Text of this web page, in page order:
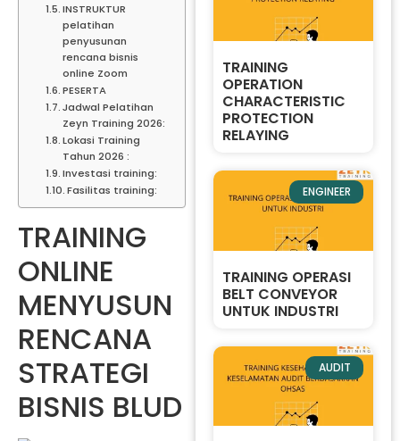
INSTRUKTUR
pelatihan
penyusunan
rencana bisnis
online Zoom
PESERTA
Jadwal Pelatihan
Zeyn Training 2026:
Lokasi Training
Tahun 2026 :
Investasi training:
Fasilitas training:
TRAINING
ONLINE
MENYUSUN
RENCANA
STRATEGI
BISNIS BLUD
TRAINING
OPERATION
CHARACTERISTIC
PROTECTION
RELAYING
ENGINEER
TRAINING OPERASI
BELT CONVEYOR
UNTUK INDUSTRI
AUDIT